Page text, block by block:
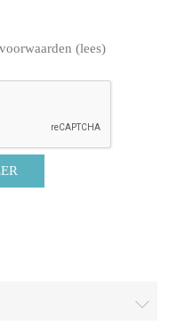
(lees)